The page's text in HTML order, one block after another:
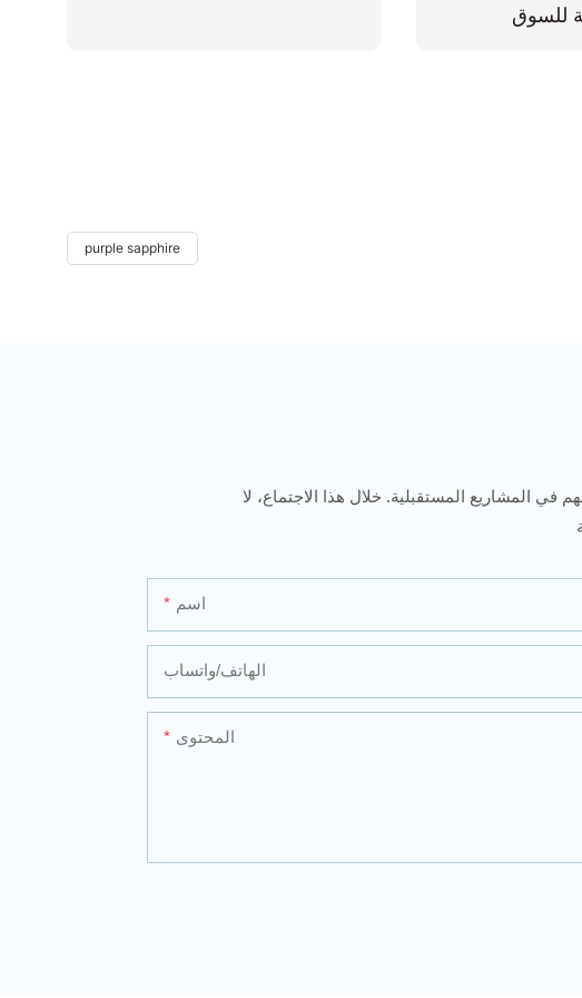
purple sapphire
في المشاريع المستقبلية. خلال هذا الاجتماع، لا
اسم
الهاتف/واتساب
المحتوى